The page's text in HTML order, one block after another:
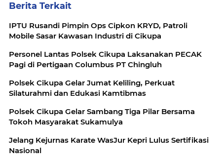
Berita Terkait
IPTU Rusandi Pimpin Ops Cipkon KRYD, Patroli
Mobile Sasar Kawasan Industri di Cikupa
Personel Lantas Polsek Cikupa Laksanakan PECAK
Pagi di Pertigaan Columbus PT Chingluh
Polsek Cikupa Gelar Jumat Keliling, Perkuat
Silaturahmi dan Edukasi Kamtibmas
Polsek Cikupa Gelar Sambang Tiga Pilar Bersama
Tokoh Masyarakat Sukamulya
Jelang Kejurnas Karate WasJur Kepri Lulus Sertifikasi
Nasional